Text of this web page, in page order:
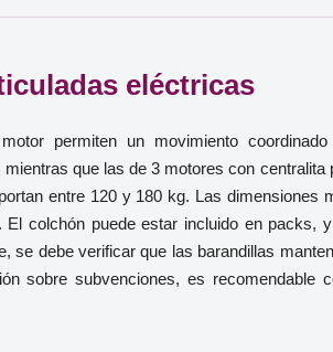
eléctricas
permiten un movimiento
que las de 3 motores con centralita
entre 120 y 180 kg. Las dimensiones
colchón puede estar incluido en packs,
debe verificar que las barandillas
sobre subvenciones, es recomendable